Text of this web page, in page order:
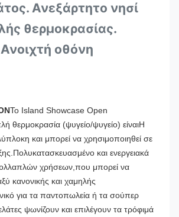
Ανεξάρτητο νησί
θερμοκρασίας.
Ανοιχτή οθόνη
Το Island Showcase Open
θερμοκρασία (ψυγείο/ψυγείο) είναιΗ
και μπορεί να χρησιμοποιηθεί σε
Πολυκατασκευασμένο και ενεργειακά
χρήσεων, που μπορεί να
κανονικής και χαμηλής
για τα παντοπωλεία ή τα σούπερ
ψωνίζουν και επιλέγουν τα τρόφιμά